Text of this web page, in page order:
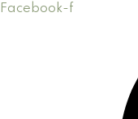
Facebook-f